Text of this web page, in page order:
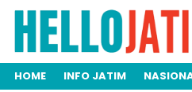
HOME INFO JATIM